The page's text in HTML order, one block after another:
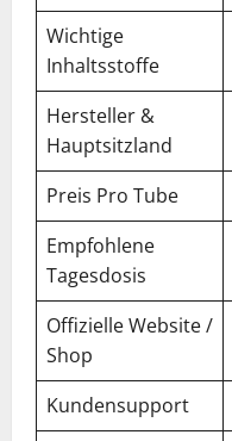
Wichtige
Inhaltsstoffe
Hersteller &
Hauptsitzland
Preis Pro Tube
Empfohlene
Tagesdosis
Offizielle Website /
Shop
Kundensupport